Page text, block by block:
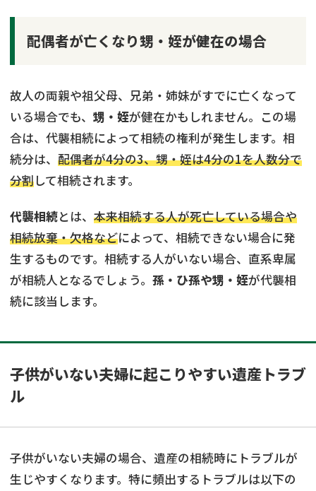
配偶者が亡くなり甥・姪が健在の場合
故人の両親や祖父母、兄弟・姉妹がすでに亡くなって
いる場合でも、 甥・姪が健在かもしれません。この場
合は、代襲相続によって相続の権利が発生します。相
続分は、 配偶者が4分の3、甥・姪は4分の1を人数分で
分割して相続されます。
代襲相続とは、 本来相続する人が死亡している場合や
相続放棄・欠格などによって、相続できない場合に発
生するものです。相続する人がいない場合、直系卑属
が相続人となるでしょう。 孫・ひ孫や甥・姪が代襲相
続に該当します。
子供がいない夫婦に起こりやすい遺産トラブ
ル
子供がいない夫婦の場合、遺産の相続時にトラブルが
生じやすくなります。特に頻出するトラブルは以下の